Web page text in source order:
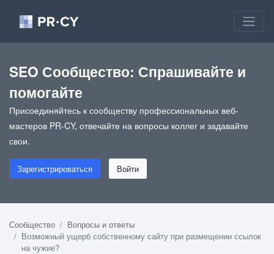
SEO Сообщество: Спрашивайте и
помогайте
Присоединяйтесь к сообществу профессиональных веб-
мастеров PR-CY, отвечайте на вопросы коллег и задавайте
свои.
Зарегистрироваться Войти
Сообщество
Вопросы и ответы
Возможный ущерб собственному сайту при размещении ссылок
на чужие?